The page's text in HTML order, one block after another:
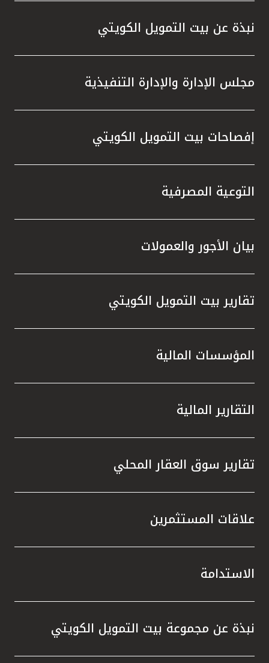
نبذة عن بيت التمويل الكويتي
مجلس الإدارة والإدارة التنفيذية
إفصاحات بيت التمويل الكويتي
التوعية المصرفية
بيان الأجور والعمولات
تقارير بيت التمويل الكويتي
المؤسسات المالية
التقارير المالية
تقارير سوق العقار المحلي
علاقات المستثمرين
الاستدامة
نبذة عن مجموعة بيت التمويل الكويتي